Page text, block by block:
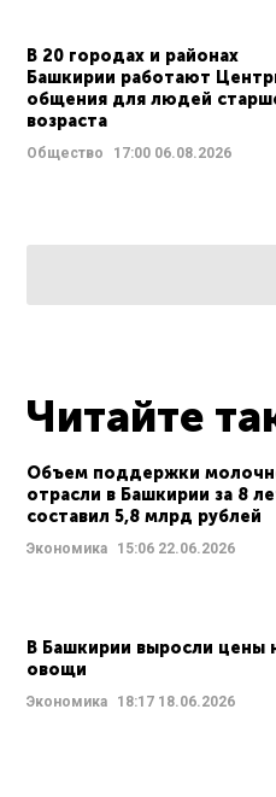
В 20 городах и районах
Башкирии работают
общения для людей
возраста
Общество 17:00 06.08.2026
Читайте
Объем поддержки
отрасли в Башкирии за 8
составил 5,8 млрд рублей
Экономика 15:06 22.06.2026
В Башкирии выросли цены
овощи
Экономика 18:17 18.06.2026